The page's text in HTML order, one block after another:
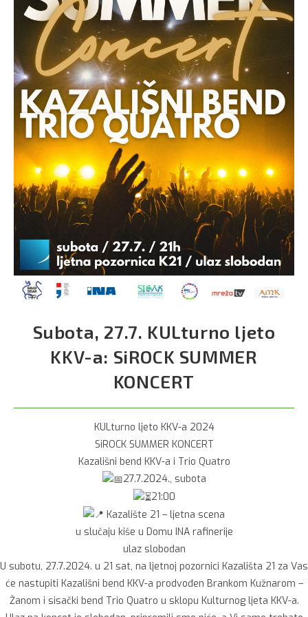
Subota, 27.7. KULturno ljeto
KKV-a: SiROCK SUMMER
KONCERT
KULturno ljeto KKV-a 2024
SiROCK SUMMER KONCERT
Kazališni bend KKV-a i Trio Quatro
27.7.2024., subota
21:00
Kazalište 21 – ljetna scena
u slučaju kiše u Domu INA rafinerije
ulaz slobodan
U subotu, 27.7.2024. u 21 sat, na ljetnoj pozornici Kazališta 21 za Vas
će nastupiti Kazališni bend KKV-a prodvođen Brankom Kužnarom –
Žanom i sisački bend Trio Quatro u sklopu Kulturnog ljeta KKV-a.